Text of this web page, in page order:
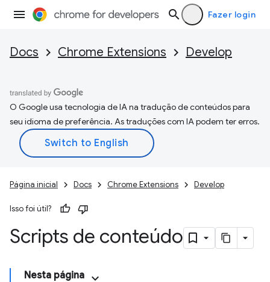
Fazer login
Docs Chrome Extensions Develop
O Google usa tecnologia de IA na tradução de conteúdos para
seu idioma de preferência. As traduções com IA podem ter erros.
Página inicial Docs Chrome Extensions Develop
Isso foi útil?
Scripts de conteúdo
Nesta página